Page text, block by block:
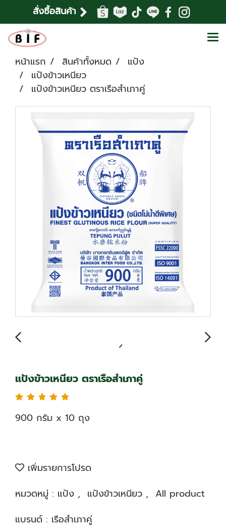
สั่งซื้อสินค้า
หน้าแรก สินค้าทั้งหมด
แป้ง
แป้งข้าวเหนียว
แป้งข้าวเหนียว ตราเรือสำเภาคู่
แป้งข้าวเหนียว ตราเรือสำเภาคู่
900 กรัม x 10 ถุง
เพิ่มรายการโปรด
หมวดหมู่ : แป้ง , แป้งข้าวเหนียว , All product
แบรนด์ : เรือสำเภาคู่